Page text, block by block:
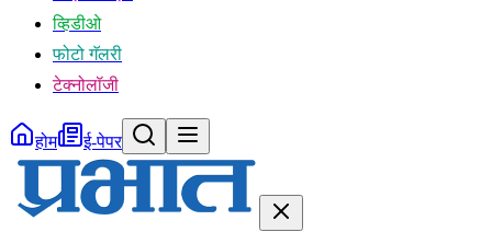
व्हिडीओ
फोटो गॅलरी
टेक्नोलॉजी
होम ई-पेपर